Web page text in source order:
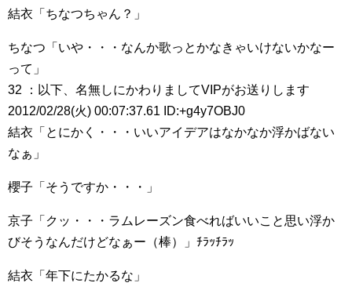
結衣「ちなつちゃん？」
ちなつ「いや・・・なんか歌っとかなきゃいけないかなー
って」
32 ：以下、名無しにかわりましてVIPがお送りします
2012/02/28(火) 00:07:37.61 ID:+g4y7OBJ0
結衣「とにかく・・・いいアイデアはなかなか浮かばない
なぁ」
櫻子「そうですか・・・」
京子「クッ・・・ラムレーズン食べればいいこと思い浮か
びそうなんだけどなぁー（棒）」ﾁﾗｯﾁﾗｯ
結衣「年下にたかるな」